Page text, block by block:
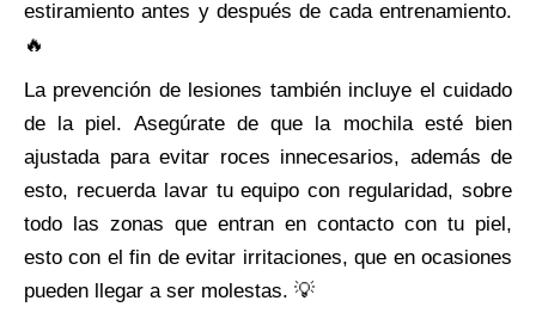
estiramiento antes y después de cada entrenamiento.
🔥
La prevención de lesiones también incluye el cuidado
de la piel. Asegúrate de que la mochila esté bien
ajustada para evitar roces innecesarios, además de
esto, recuerda lavar tu equipo con regularidad, sobre
todo las zonas que entran en contacto con tu piel,
esto con el fin de evitar irritaciones, que en ocasiones
pueden llegar a ser molestas. 💡